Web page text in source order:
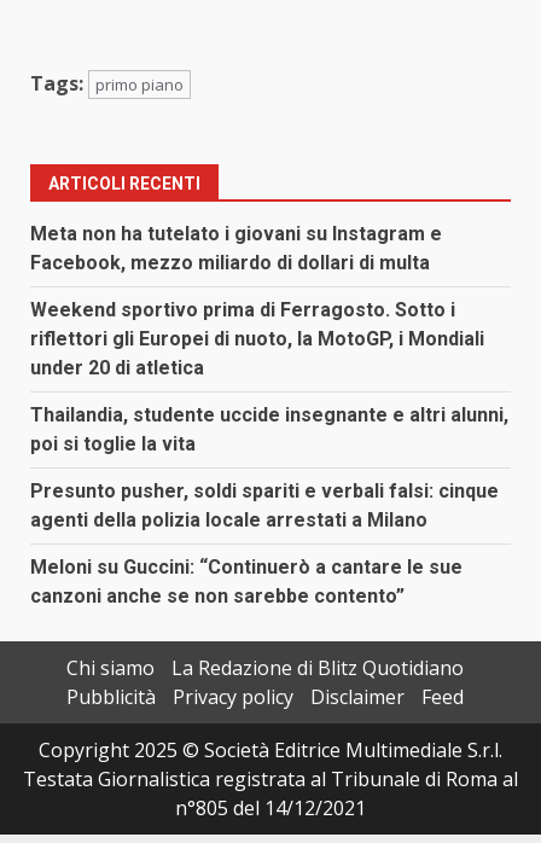
Tags: primo piano
ARTICOLI RECENTI
Meta non ha tutelato i giovani su Instagram e
Facebook, mezzo miliardo di dollari di multa
Weekend sportivo prima di Ferragosto. Sotto i
riflettori gli Europei di nuoto, la MotoGP, i Mondiali
under 20 di atletica
Thailandia, studente uccide insegnante e altri alunni,
poi si toglie la vita
Presunto pusher, soldi spariti e verbali falsi: cinque
agenti della polizia locale arrestati a Milano
Meloni su Guccini: “Continuerò a cantare le sue
canzoni anche se non sarebbe contento”
Chi siamo
La Redazione di Blitz Quotidiano
Pubblicità
Privacy policy Disclaimer
Feed
Copyright 2025 © Società Editrice Multimediale S.r.l.
Testata Giornalistica registrata al Tribunale di Roma al
n°805 del 14/12/2021